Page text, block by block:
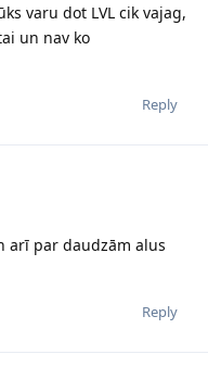
varu dot LVL cik vajag,
un nav ko
Reply
arī par daudzām alus
Reply